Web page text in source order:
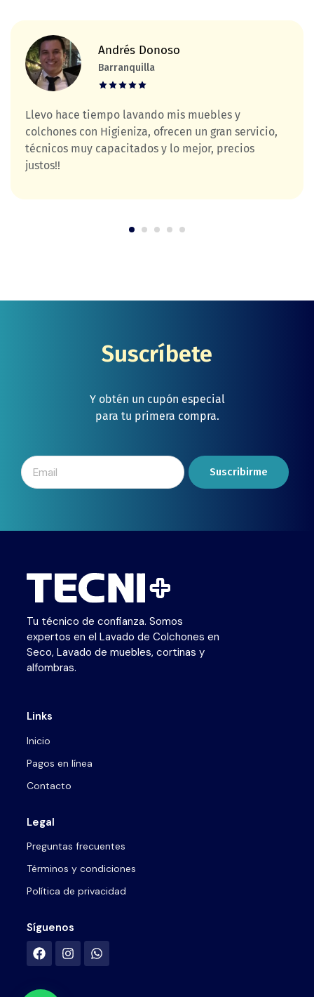
Andrés Donoso
Barranquilla
Llevo hace tiempo lavando mis muebles y
colchones con Higieniza, ofrecen un gran servicio,
técnicos muy capacitados y lo mejor, precios
justos!!
Suscríbete
Y obtén un cupón especial
para tu primera compra.
Suscribirme
Tu técnico de confianza. Somos
expertos en el Lavado de Colchones en
Seco, Lavado de muebles, cortinas y
alfombras.
Links
Inicio
Pagos en línea
Contacto
Legal
Preguntas frecuentes
Términos y condiciones
Política de privacidad
Síguenos